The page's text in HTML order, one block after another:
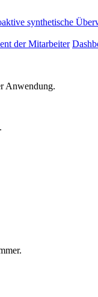
synthetische
der Mitarbeiter
Anwendung.